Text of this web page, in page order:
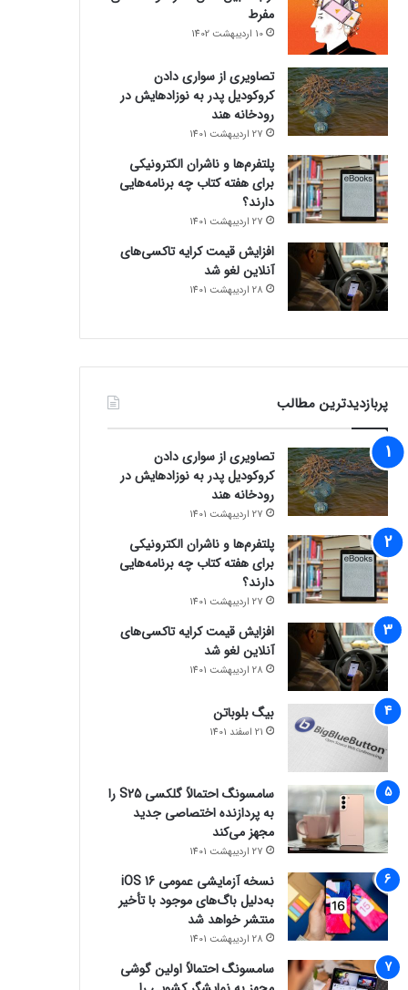
مفرط
10 اردیبهشت 1402
تصاویری از سواری دادن
کروکودیل پدر به نوزادهایش در
رودخانه هند
27 اردیبهشت 1401
پلتفرم‌ها و ناشران الکترونیکی
برای هفته کتاب چه برنامه‌هایی
دارند؟
27 اردیبهشت 1401
افزایش قیمت کرایه تاکسی‌های
آنلاین لغو شد
28 اردیبهشت 1401
پربازدیدترین مطالب
تصاویری از سواری دادن
کروکودیل پدر به نوزادهایش در
رودخانه هند
27 اردیبهشت 1401
پلتفرم‌ها و ناشران الکترونیکی
برای هفته کتاب چه برنامه‌هایی
دارند؟
27 اردیبهشت 1401
افزایش قیمت کرایه تاکسی‌های
آنلاین لغو شد
28 اردیبهشت 1401
بیگ بلوباتن
21 اسفند 1401
سامسونگ احتمالاً گلکسی S25 را
به پردازنده اختصاصی جدید
مجهز می‌کند
27 اردیبهشت 1401
نسخه آزمایشی عمومی iOS 16
به‌دلیل باگ‌های موجود با تأخیر
منتشر خواهد شد
28 اردیبهشت 1401
سامسونگ احتمالاً اولین گوشی